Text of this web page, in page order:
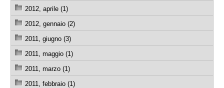
2012, aprile (1)
2012, gennaio (2)
2011, giugno (3)
2011, maggio (1)
2011, marzo (1)
2011, febbraio (1)